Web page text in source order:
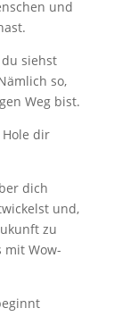
und
siehst
so,
Weg bist.
dir
dich
und,
zu
mit Wow-